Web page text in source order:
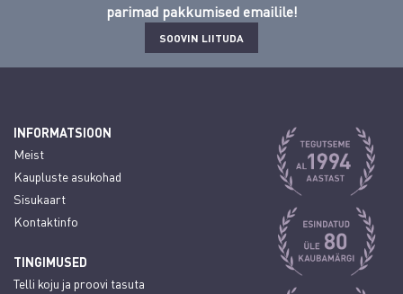
parimad pakkumised emailile!
SOOVIN LIITUDA
INFORMATSIOON
Meist
Kaupluste asukohad
Sisukaart
Kontaktinfo
TINGIMUSED
Telli koju ja proovi tasuta